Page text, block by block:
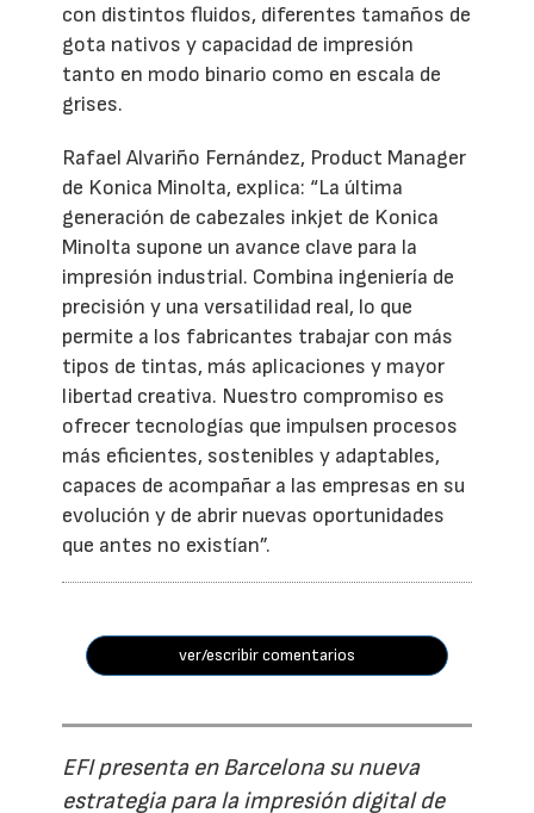
con distintos fluidos, diferentes tamaños de
gota nativos y capacidad de impresión
tanto en modo binario como en escala de
grises.
Rafael Alvariño Fernández, Product Manager
de Konica Minolta, explica: “La última
generación de cabezales inkjet de Konica
Minolta supone un avance clave para la
impresión industrial. Combina ingeniería de
precisión y una versatilidad real, lo que
permite a los fabricantes trabajar con más
tipos de tintas, más aplicaciones y mayor
libertad creativa. Nuestro compromiso es
ofrecer tecnologías que impulsen procesos
más eficientes, sostenibles y adaptables,
capaces de acompañar a las empresas en su
evolución y de abrir nuevas oportunidades
que antes no existían”.
ver/escribir comentarios
EFI presenta en Barcelona su nueva
estrategia para la impresión digital de